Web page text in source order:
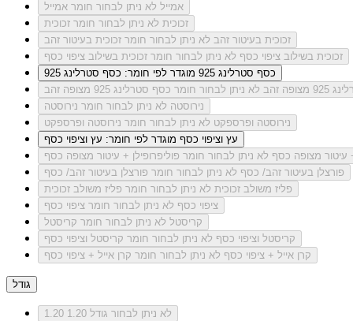
אמייל לא ניתן לבחור חומר אמייל
זכוכית לא ניתן לבחור חומר זכוכית
זכוכית בעיטור זהב לא ניתן לבחור חומר זכוכית בעיטור זהב
זכוכית בשילוב ציפוי כסף לא ניתן לבחור חומר זכוכית בשילוב ציפוי כסף
כסף סטרלינג 925
מוגדר לפי חומר: כסף סטרלינג 925
זהב
לא ניתן לבחור חומר כסף סטרלינג 925 מצופה זהב
נירוסטה לא ניתן לבחור חומר נירוסטה
נירוסטה ופרספקט לא ניתן לבחור חומר נירוסטה ופרספקט
עץ וציפוי כסף מוגדר לפי חומר: עץ וציפוי כסף
עיטור מצופה כסף לא ניתן לבחור חומר פוליפרופילן + עיטור מצופה כסף
פורצלן בעיטור זהב/ כסף לא ניתן לבחור חומר פורצלן בעיטור זהב/ כסף
פליז משולב זכוכית לא ניתן לבחור חומר פליז משולב זכוכית
ציפוי כסף לא ניתן לבחור חומר ציפוי כסף
קריסטל לא ניתן לבחור חומר קריסטל
קריסטל וציפוי כסף לא ניתן לבחור חומר קריסטל וציפוי כסף
קרן אייל + ציפוי כסף לא ניתן לבחור חומר קרן אייל + ציפוי כסף
גודל
1.20
לא ניתן לבחור גודל 1.20